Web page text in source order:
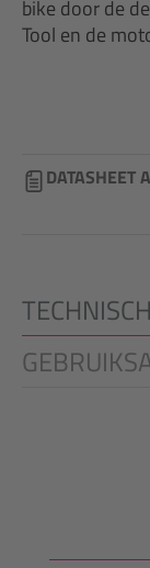
bike door de
Tool en de
DATASHEET